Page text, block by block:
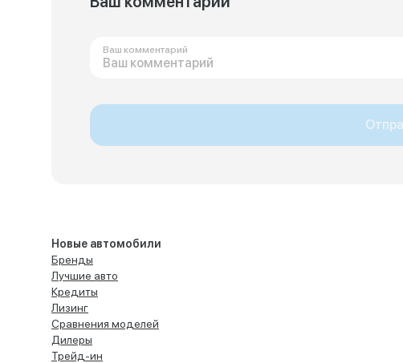
Ваш комментарий
Новые автомобили
Бренды
Лучшие авто
Кредиты
Лизинг
Сравнения моделей
Дилеры
Трейд-ин